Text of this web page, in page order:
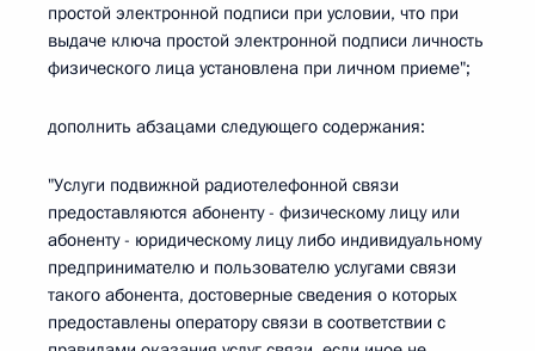
простой электронной подписи при условии, что при
выдаче ключа простой электронной подписи личность
физического лица установлена при личном приеме";
дополнить абзацами следующего содержания:
"Услуги подвижной радиотелефонной связи
предоставляются абоненту - физическому лицу или
абоненту - юридическому лицу либо индивидуальному
предпринимателю и пользователю услугами связи
такого абонента, достоверные сведения о которых
предоставлены оператору связи в соответствии с